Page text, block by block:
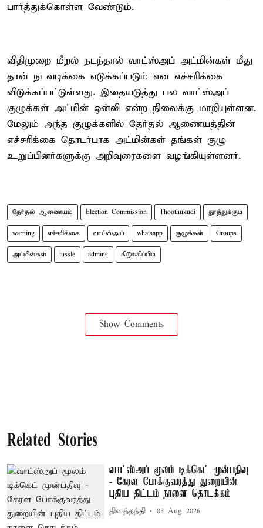
பார்த்துக்கொள்ள வேண்டும்.
விதிமுறை மீறல் நடந்தால் வாட்ஸ்அப் அட்மின்கள் மீது
தான் நடவடிக்கை எடுக்கப்படும் என எச்சரிக்கை
விடுக்கப்பட்டுள்ளது. இதையடுத்து பல வாட்ஸ்அப்
குழுக்கள் அட்மின் ஒன்லி என்ற நிலைக்கு மாறியுள்ளன.
மேலும் அந்த குழுக்களில் தேர்தல் ஆணையத்தின்
எச்சரிக்கை தொடர்பாக அட்மின்கள் தங்கள் குழு
உறுப்பினர்களுக்கு அறிவுரைகளை வழங்கியுள்ளனர்.
தேர்தல் ஆணையம் Election Commission Thoothukudi தூத்துக்குடி
warning எச்சரிக்கை வாட்ஸ்அப் whatsapp குழுக்கள் Groups
அட்மின்கள் tussle admins கிடுக்கிப்பிடி
Show Comments
Related Stories
வாட்ஸ்அப் மூலம் டிக்கெட் முன்பதிவு
- கேரள போக்குவரத்து துறையின்
புதிய திட்டம் நாளை தொடக்கம்
தினத்தந்தி 05 Aug 2026